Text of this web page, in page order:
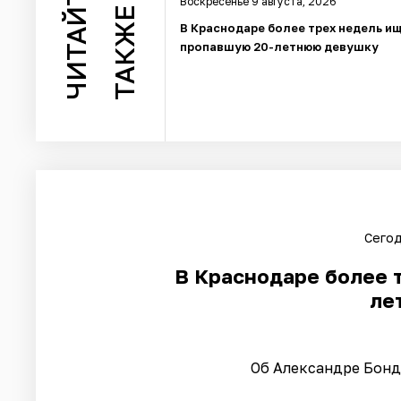
ЧИТАЙТЕ ТАКЖЕ
В Краснодаре более трех недель
пропавшую 20-летнюю девушку
В Краснодаре более
Об Александре